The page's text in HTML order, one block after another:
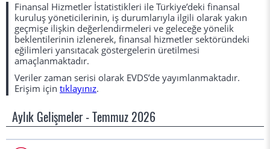
Finansal Hizmetler İstatistikleri ile Türkiye’deki finansal
kuruluş yöneticilerinin, iş durumlarıyla ilgili olarak yakın
geçmişe ilişkin değerlendirmeleri ve geleceğe yönelik
beklentilerinin izlenerek, finansal hizmetler sektöründeki
eğilimleri yansıtacak göstergelerin üretilmesi
amaçlanmaktadır.
Veriler zaman serisi olarak EVDS’de yayımlanmaktadır.
Erişim için tıklayınız.
Aylık Gelişmeler - Temmuz 2026